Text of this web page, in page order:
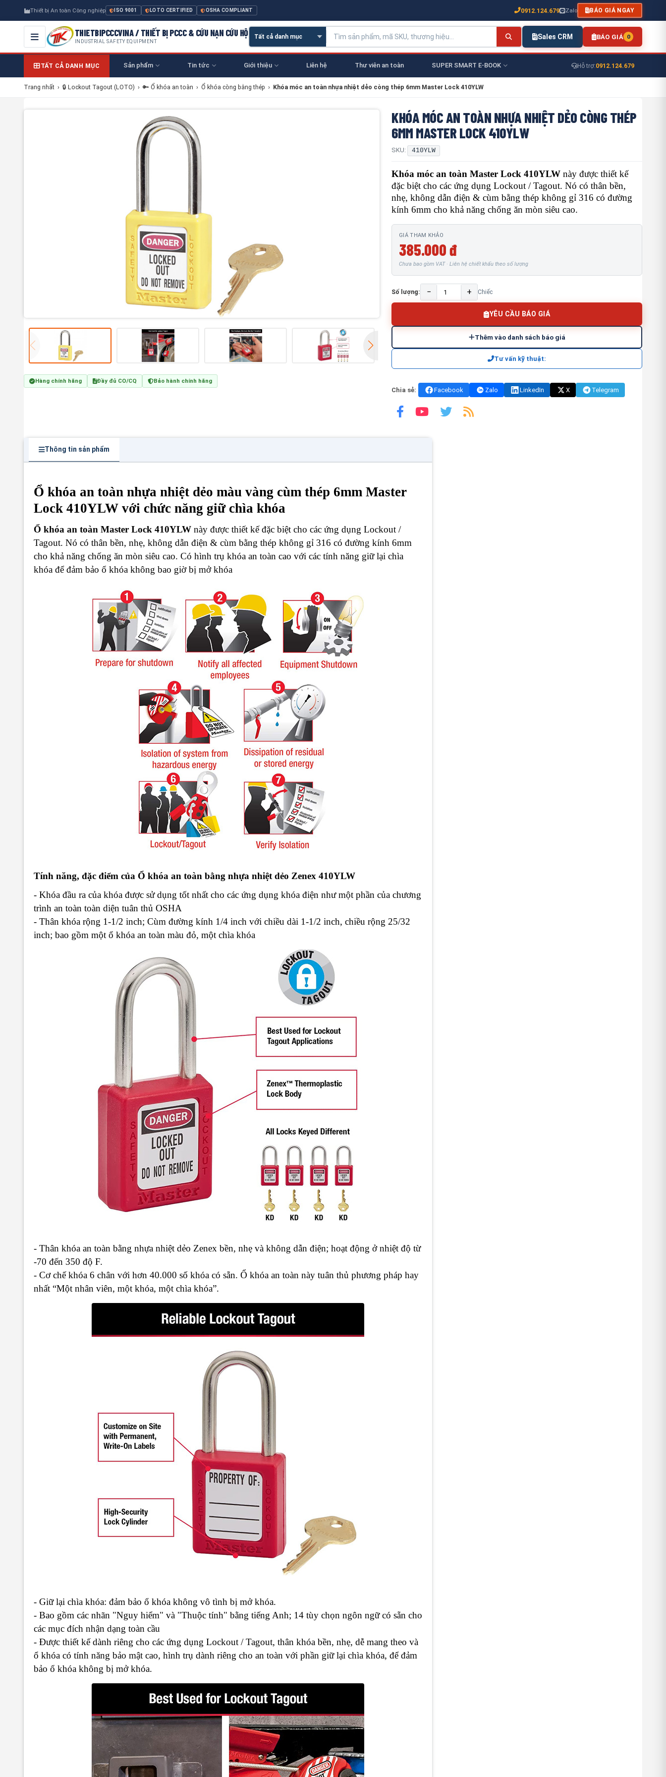
Thiết bị An toàn Công nghiệp ISO 9001 LOTO CERTIFIED OSHA COMPLIANT 0912.124.679 Zalo BÁO GIÁ NGAY
THIETBIPCCCVINA / THIẾT BỊ PCCC & CỨU NẠN CỨU HỘ
INDUSTRIAL SAFETY EQUIPMENT
Sales CRM BÁO GIÁ 0
TẤT CẢ DANH MỤC Sản phẩm Tin tức Giới thiệu Liên hệ Thư viên an toàn SUPER SMART E-BOOK Hỗ trợ:0912.124.679
Trang nhất › 🔒 Lockout Tagout (LOTO) › 🔑 Ổ khóa an toàn › Ổ khóa còng bằng thép › Khóa móc an toàn nhựa nhiệt dẻo còng thép 6mm Master Lock 410YLW
Hàng chính hãng Đầy đủ CO/CQ Bảo hành chính hãng
KHÓA MÓC AN TOÀN NHỰA NHIỆT DẺO CÒNG THÉP
6MM MASTER LOCK 410YLW
SKU: 410YLW
Khóa móc an toàn Master Lock 410YLW này được thiết kế
đặc biệt cho các ứng dụng Lockout / Tagout. Nó có thân bền,
nhẹ, không dẫn điện & cùm bằng thép không gỉ 316 có đường
kính 6mm cho khả năng chống ăn mòn siêu cao.
GIÁ THAM KHẢO
385.000 đ
Chưa bao gồm VAT · Liên hệ chiết khấu theo số lượng
Số lượng: − + Chiếc
YÊU CẦU BÁO GIÁ
Thêm vào danh sách báo giá
Tư vấn kỹ thuật:
Chia sẻ: Facebook Zalo LinkedIn X Telegram
Thông tin sản phẩm
Ổ khóa an toàn nhựa nhiệt dẻo màu vàng cùm thép 6mm Master
Lock 410YLW với chức năng giữ chìa khóa
Ổ khóa an toàn Master Lock 410YLW này được thiết kế đặc biệt cho các ứng dụng Lockout /
Tagout. Nó có thân bền, nhẹ, không dẫn điện & cùm bằng thép không gỉ 316 có đường kính 6mm
cho khả năng chống ăn mòn siêu cao. Có hình trụ khóa an toàn cao với các tính năng giữ lại chìa
khóa để đảm bảo ổ khóa không bao giờ bị mở khóa
Tính năng, đặc điểm của Ổ khóa an toàn bằng nhựa nhiệt dẻo Zenex 410YLW
- Khóa đầu ra của khóa được sử dụng tốt nhất cho các ứng dụng khóa điện như một phần của chương
trình an toàn toàn diện tuân thủ OSHA
- Thân khóa rộng 1-1/2 inch; Cùm đường kính 1/4 inch với chiều dài 1-1/2 inch, chiều rộng 25/32
inch; bao gồm một ổ khóa an toàn màu đỏ, một chìa khóa
- Thân khóa an toàn bằng nhựa nhiệt dẻo Zenex bền, nhẹ và không dẫn điện; hoạt động ở nhiệt độ từ
-70 đến 350 độ F.
- Cơ chế khóa 6 chân với hơn 40.000 số khóa có sẵn. Ổ khóa an toàn này tuân thủ phương pháp hay
nhất “Một nhân viên, một khóa, một chìa khóa”.
- Giữ lại chìa khóa: đảm bảo ổ khóa không vô tình bị mở khóa.
- Bao gồm các nhãn "Nguy hiểm" và "Thuộc tính" bằng tiếng Anh; 14 tùy chọn ngôn ngữ có sẵn cho
các mục đích nhận dạng toàn cầu
- Được thiết kế dành riêng cho các ứng dụng Lockout / Tagout, thân khóa bền, nhẹ, dễ mang theo và
ổ khóa có tính năng bảo mật cao, hình trụ dành riêng cho an toàn với phần giữ lại chìa khóa, để đảm
bảo ổ khóa không bị mở khóa.